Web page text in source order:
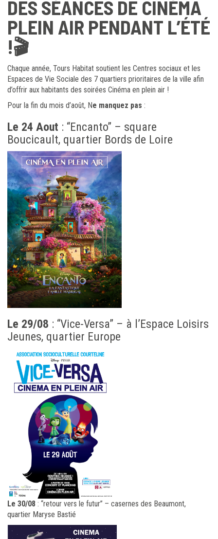
DES SÉANCES DE CINÉMA
PLEIN AIR PENDANT L’ÉTÉ
!🎬
Chaque année, Tours Habitat soutient les Centres sociaux et les
Espaces de Vie Sociale des 7 quartiers prioritaires de la ville afin
d’offrir aux habitants des soirées Cinéma en plein air !
Pour la fin du mois d’août, Ne manquez pas :
Le 24 Aout : “Encanto” – square
Boucicault, quartier Bords de Loire
Le 29/08 : “Vice-Versa” – à l’Espace Loisirs
Jeunes, quartier Europe
Le 30/08 : “retour vers le futur” – casernes des Beaumont,
quartier Maryse Bastié